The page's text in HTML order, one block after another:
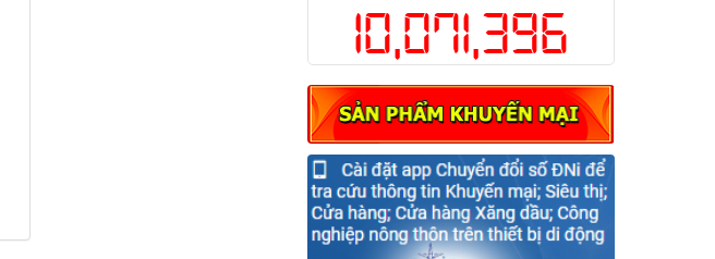
10,071,396